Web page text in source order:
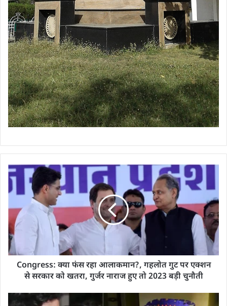
Congress: क्या फंस रहा आलाकमान?, गहलोत गुट पर एक्शन
से सरकार को खतरा, गुर्जर नाराज हुए तो 2023 बड़ी चुनौती